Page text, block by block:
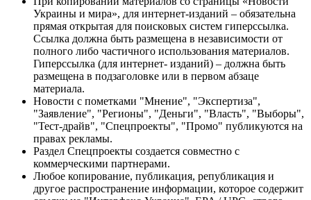
Украины и мира», для интернет-изданий – обязательна
прямая открытая для поисковых систем гиперссылка.
Ссылка должна быть размещена в независимости от
полного либо частичного использования материалов.
Гиперссылка (для интернет- изданий) – должна быть
размещена в подзаголовке или в первом абзаце
материала.
Новости с пометками "Мнение", "Экспертиза",
"Заявление", "Регионы", "Деньги", "Власть", "Выборы",
"Тест-драйв", "Спецпроекты", "Промо" публикуются на
правах рекламы.
Раздел Спецпроекты создается совместно с
коммерческими партнерами.
Любое копирование, публикация, републикация и
другое распространение информации, которое содержит